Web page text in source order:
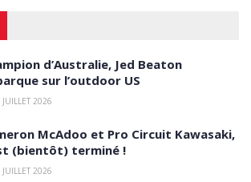
d’Australie, Jed Beaton
sur l’outdoor US
2026
McAdoo et Pro Circuit Kawasaki,
(bientôt) terminé !
2026